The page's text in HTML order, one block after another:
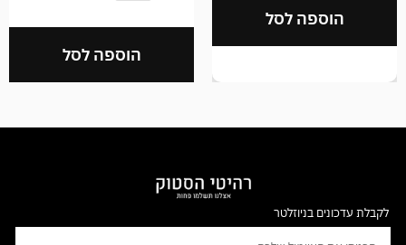
הוספה לסל
הוספה לסל
לקבלת עדכונים בניוזלטר